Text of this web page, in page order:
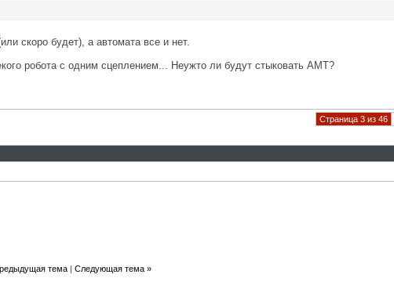
скоро будет), а автомата все и нет.
робота с одним сцеплением... Неужто ли будут стыковать АМТ?
Страница 3 из 46
тема| Следующая тема »